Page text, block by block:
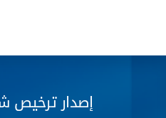
إصدار ترخيص